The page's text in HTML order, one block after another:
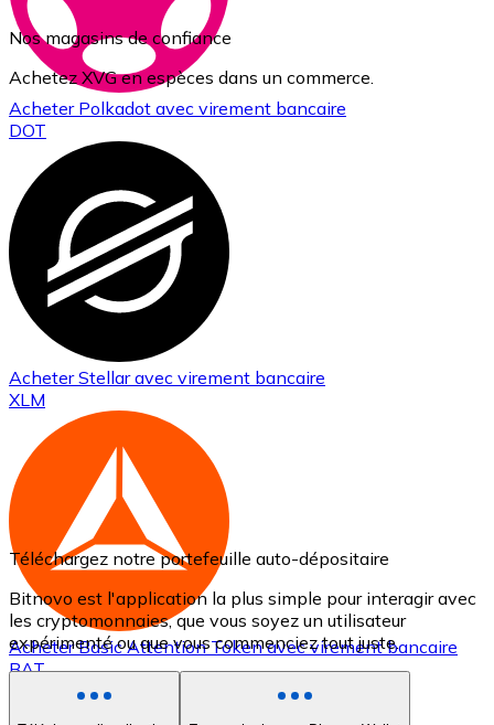
Acheter Polkadot avec virement bancaire
DOT
AcheterStellaravec virement bancaire
XLM
AcheterBasic Attention Tokenavec virement bancaire
BAT
Nos magasins de confiance
Achetez XVG en espèces dans un commerce.
Téléchargez notre portefeuille auto-dépositaire
Bitnovo est l'application la plus simple pour interagir avec
les cryptomonnaies, que vous soyez un utilisateur
expérimenté ou que vous commenciez tout juste.